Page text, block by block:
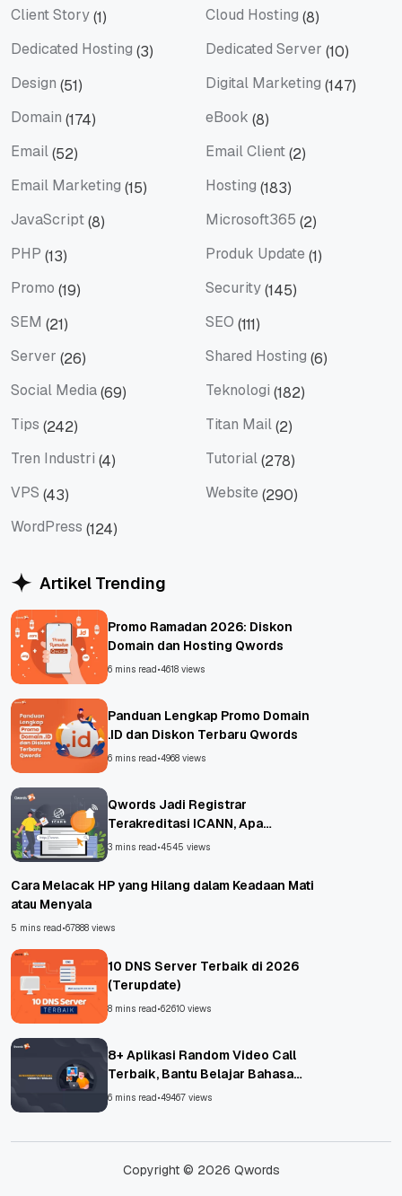
Client Story(1) Cloud Hosting (8)
Dedicated Hosting (3) Dedicated Server (10)
Design (51) Digital Marketing (147)
Domain (174) eBook (8)
Email(52) Email Client(2)
Email Marketing (15) Hosting (183)
JavaScript(8) Microsoft365 (2)
PHP (13) Produk Update (1)
Promo (19) Security(145)
SEM (21) SEO (111)
Server (26) Shared Hosting (6)
Social Media(69) Teknologi (182)
Tips (242) Titan Mail(2)
Tren Industri (4) Tutorial(278)
VPS (43) Website (290)
WordPress (124)
Artikel Trending
Promo Ramadan 2026: Diskon
Domain dan Hosting Qwords
6 mins read•4618 views
Panduan Lengkap Promo Domain
.ID dan Diskon Terbaru Qwords
6 mins read•4968 views
Qwords Jadi Registrar
Terakreditasi ICANN, Apa
Untungnya?
3 mins read•4545 views
Cara Melacak HP yang Hilang dalam Keadaan Mati
atau Menyala
5 mins read•67888 views
10 DNS Server Terbaik di 2026
(Terupdate)
8 mins read•62610 views
8+ Aplikasi Random Video Call
Terbaik, Bantu Belajar Bahasa
Asing!
6 mins read•49467 views
Copyright © 2026 Qwords